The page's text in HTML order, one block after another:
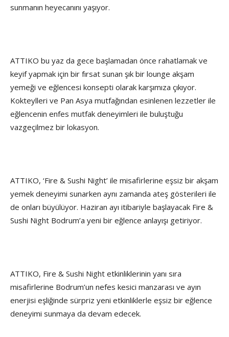
sunmanın heyecanını yaşıyor.
ATTIKO bu yaz da gece başlamadan önce rahatlamak ve
keyif yapmak için bir fırsat sunan şık bir lounge akşam
yemeği ve eğlencesi konsepti olarak karşımıza çıkıyor.
Kokteylleri ve Pan Asya mutfağından esinlenen lezzetler ile
eğlencenin enfes mutfak deneyimleri ile buluştuğu
vazgeçilmez bir lokasyon.
ATTIKO, ‘Fire & Sushi Night’ ile misafirlerine eşsiz bir akşam
yemek deneyimi sunarken aynı zamanda ateş gösterileri ile
de onları büyülüyor. Haziran ayı itibariyle başlayacak Fire &
Sushi Night Bodrum’a yeni bir eğlence anlayışı getiriyor.
ATTIKO, Fire & Sushi Night etkinliklerinin yanı sıra
misafirlerine Bodrum’un nefes kesici manzarası ve ayın
enerjisi eşliğinde sürpriz yeni etkinliklerle eşsiz bir eğlence
deneyimi sunmaya da devam edecek.